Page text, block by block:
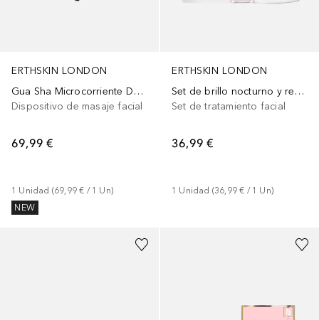
ERTHSKIN LONDON
Gua Sha Microcorriente Duo Vitamina C Colágeno
Dispositivo de masaje facial
69,99 €
1 Unidad (69,99 € / 1 Un)
NEW
ERTHSKIN LONDON
Set de brillo nocturno y revitalizante de ojos
Set de tratamiento facial
36,99 €
1 Unidad (36,99 € / 1 Un)